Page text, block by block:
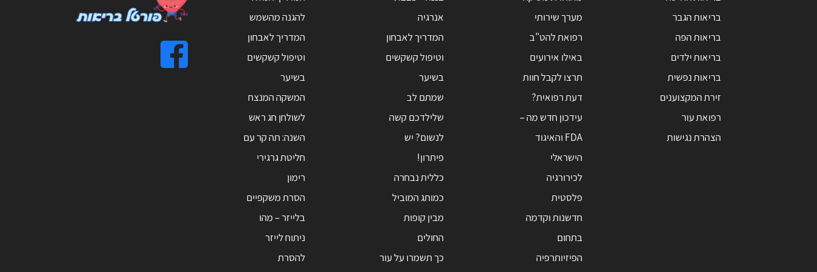
בריאות הגבר
בריאות הפה
בריאות ילדים
בריאות נפשית
זירת המקצוענים
רפואת עור
הצהרת נגישות
מערך שירותי
רפואת להט"ב
באילו אירועים
תרצו לקבל חוות
דעת רפואית?
עידכון חדש מה –
FDA והאיגוד
הישראלי
לכירורגיה
פלסטית
חדשנות וקדמה
בתחום
הפיזיותרפיה
אנרגיה
המדריך לאבחון
וטיפול קשקשים
בשיער
שמתם לב
שלילדכם קשה
לנשום? יש
פיתרון!
כללית נבחרה
כמותג המוביל
מבין קופות
החולים
כך תשמרו על עור
להגנה מהשמש
המדריך לאבחון
וטיפול קשקשים
בשיער
המשקה המנצח
לשולחן חג ראש
השנה: תה קר עם
חליטת גרגירי
רימון
הסרת משקפיים
בלייזר – מהו
ניתוח לייזר
להסרת